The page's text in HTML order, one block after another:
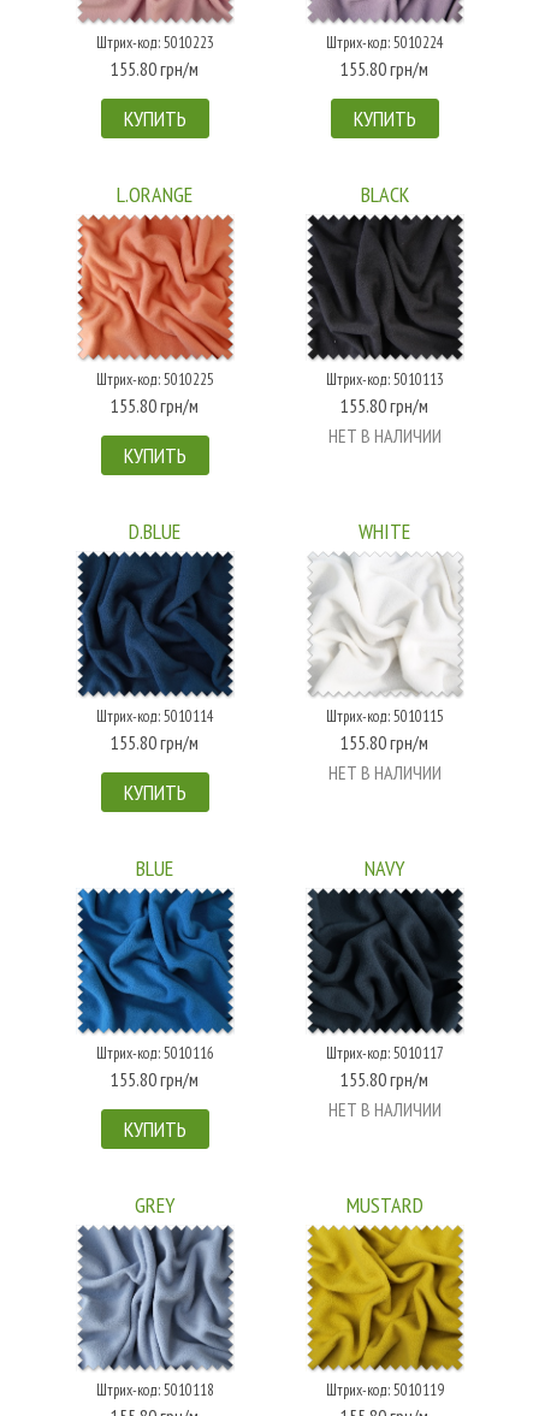
Штрих-код: 5010223
155.80 грн/м
КУПИТЬ
Штрих-код: 5010224
155.80 грн/м
КУПИТЬ
L.ORANGE
Штрих-код: 5010225
155.80 грн/м
КУПИТЬ
BLACK
Штрих-код: 5010113
155.80 грн/м
НЕТ В НАЛИЧИИ
D.BLUE
Штрих-код: 5010114
155.80 грн/м
КУПИТЬ
WHITE
Штрих-код: 5010115
155.80 грн/м
НЕТ В НАЛИЧИИ
BLUE
Штрих-код: 5010116
155.80 грн/м
КУПИТЬ
NAVY
Штрих-код: 5010117
155.80 грн/м
НЕТ В НАЛИЧИИ
GREY
Штрих-код: 5010118
MUSTARD
Штрих-код: 5010119